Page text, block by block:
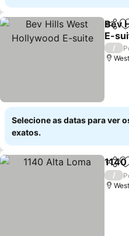
Bev
E-
Ver
/
Selecione as datas para ver
exatos.
/